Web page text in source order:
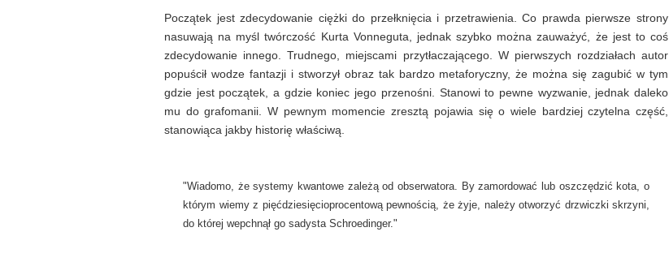
Początek jest zdecydowanie ciężki do przełknięcia i przetrawienia. Co prawda pierwsze strony
nasuwają na myśl twórczość Kurta Vonneguta, jednak szybko można zauważyć, że jest to coś
zdecydowanie innego. Trudnego, miejscami przytłaczającego. W pierwszych rozdziałach autor
popuścił wodze fantazji i stworzył obraz tak bardzo metaforyczny, że można się zagubić w tym
gdzie jest początek, a gdzie koniec jego przenośni. Stanowi to pewne wyzwanie, jednak daleko
mu do grafomanii. W pewnym momencie zresztą pojawia się o wiele bardziej czytelna część,
stanowiąca jakby historię właściwą.
"Wiadomo, że systemy kwantowe zależą od obserwatora. By zamordować lub oszczędzić kota, o
którym wiemy z pięćdziesięcioprocentową pewnością, że żyje, należy otworzyć drzwiczki skrzyni,
do której wepchnął go sadysta Schroedinger."